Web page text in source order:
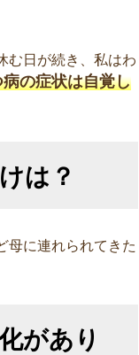
む日が続き、私はわ
病の症状は自覚し
は？
母に連れられてきた
があり